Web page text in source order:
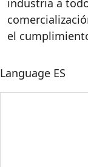
industria a
el
Language ES